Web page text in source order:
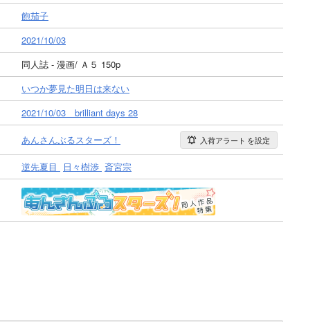
飽茄子
2021/10/03
同人誌 - 漫画/ Ａ５ 150p
いつか夢見た明日は来ない
2021/10/03 brilliant days 28
あんさんぶるスターズ！ 入荷アラート を設定
逆先夏目 日々樹渉 斎宮宗